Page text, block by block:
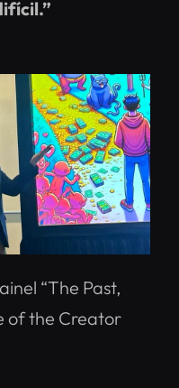
“The Past,
of the Creator